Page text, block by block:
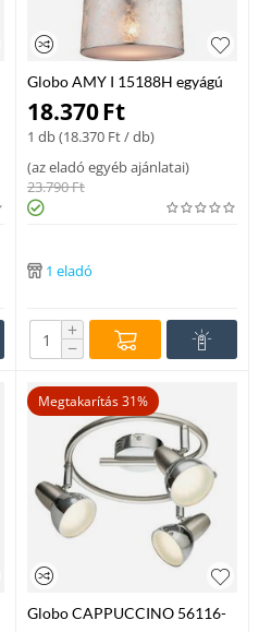
Globo AMY I 15188H egyágú
függeszték matt nikkel fém 1 *
E27 max. 60 W E27 IP20
18.370Ft
1 db (18.370 Ft/ db)
(az eladó egyéb ajánlatai)
23.790Ft
1 eladó
+
−
Megtakarítás 31%
Globo CAPPUCCINO 56116-